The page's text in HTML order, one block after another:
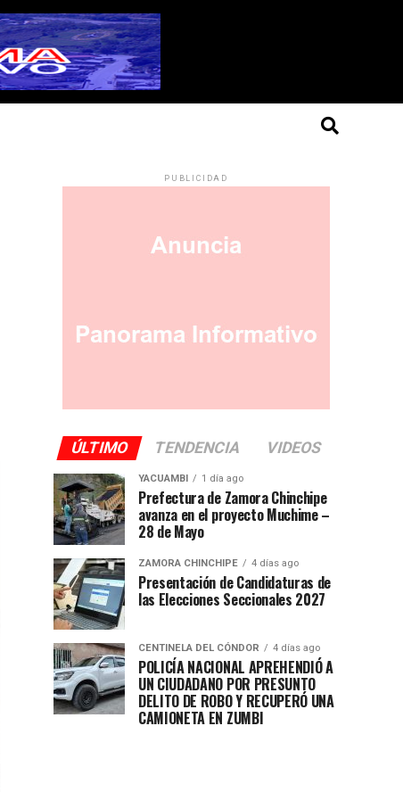
PUBLICIDAD
ÚLTIMO TENDENCIA VIDEOS
YACUAMBI 1 día ago
Prefectura de Zamora Chinchipe
avanza en el proyecto Muchime –
28 de Mayo
ZAMORA CHINCHIPE 4 días ago
Presentación de Candidaturas de
las Elecciones Seccionales 2027
CENTINELA DEL CÓNDOR 4 días ago
POLICÍA NACIONAL APREHENDIÓ A
UN CIUDADANO POR PRESUNTO
DELITO DE ROBO Y RECUPERÓ UNA
CAMIONETA EN ZUMBI